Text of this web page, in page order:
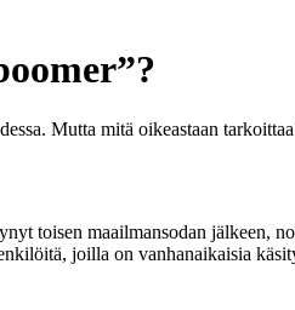
Mutta mitä oikeastaan
toisen maailmansodan jälkeen,
joilla on vanhanaikaisia